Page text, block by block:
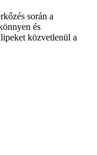
során a
és
közvetlenül a